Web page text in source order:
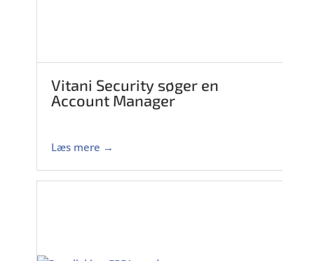
Vitani Security søger en
Account Manager
Læs mere →